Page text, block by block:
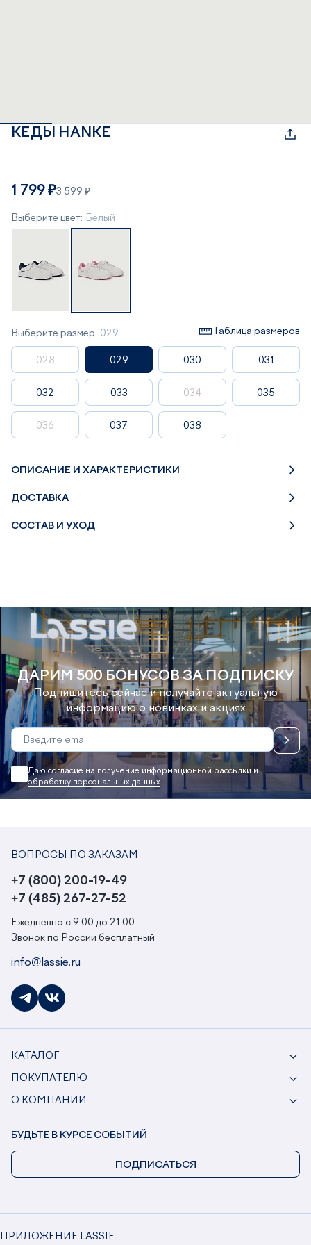
КЕДЫ HANKE
1 799 ₽3 599 ₽
Выберите цвет: Белый
Выберите размер: 029 Таблица размеров
028 029 030 031
032 033 034 035
036 037 038
ОПИСАНИЕ И ХАРАКТЕРИСТИКИ
ДОСТАВКА
СОСТАВ И УХОД
ДАРИМ 500 БОНУСОВ ЗА ПОДПИСКУ
Подпишитесь сейчас и получайте актуальную
информацию о новинках и акциях
Даю согласие на получение информационной рассылки и
обработку персональных данных
ВОПРОСЫ ПО ЗАКАЗАМ
+7 (800) 200-19-49
+7 (485) 267-27-52
Ежедневно с 9:00 до 21:00
Звонок по России бесплатный
info@lassie.ru
КАТАЛОГ
ПОКУПАТЕЛЮ
О КОМПАНИИ
ПРИЛОЖЕНИЕ LASSIE
БУДЬТЕ В КУРСЕ СОБЫТИЙ
ПОДПИСАТЬСЯ